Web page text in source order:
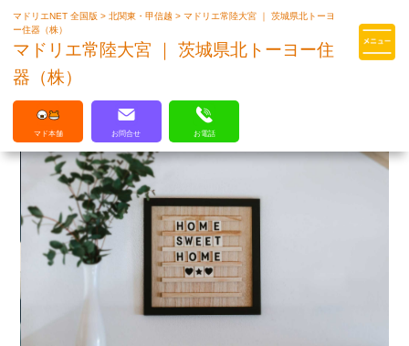
マドリエはLIXILの厳しい基準を
マドリエNET 全国版>北関東・甲信越>マドリエ常陸大宮 ｜ 茨城県北トーヨ
ー住器（株）
マドリエ常陸大宮 ｜ 茨城県北トーヨー住
器（株）
マド本舗 お問合せ お電話